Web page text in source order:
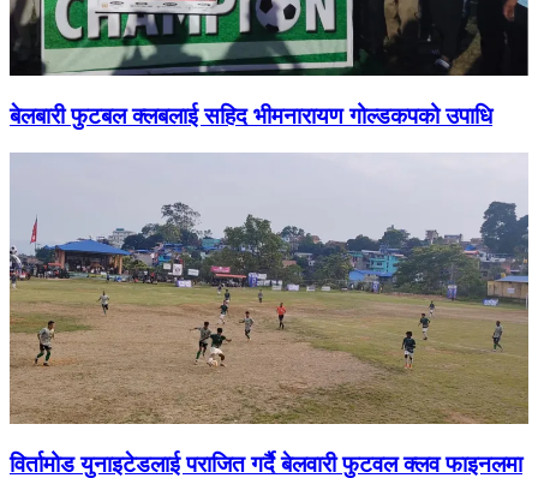
बेलबारी फुटबल क्लबलाई सहिद भीमनारायण गोल्डकपको उपाधि
विर्तामोड युनाइटेडलाई पराजित गर्दै बेलवारी फुटवल क्लव फाइनलमा